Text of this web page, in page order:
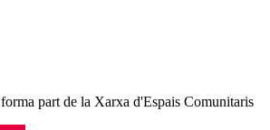
part de la Xarxa d'Espais Comunitaris